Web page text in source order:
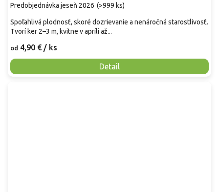
Predobjednávka jeseň 2026 (>999 ks)
od 4,90 € / ks
Detail
Spoľahlivá plodnosť, skoré dozrievanie a nenáročná starostlivosť.
Tvorí ker 2–3 m, kvitne v apríli až...